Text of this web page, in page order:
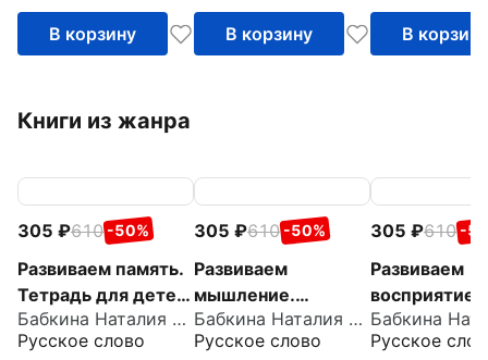
В корзину В корзину В корзину
Книги из жанра
305 610 -50%
Развиваем память.
Тетрадь для детей
5–7 лет
Бабкина Наталия Викторовна
Русское слово
305 610 -50%
Развиваем
мышление.
Тетрадь для детей
5–7 лет
Бабкина Наталия Викторовна
Русское слово
305 610 -
Развиваем
восприятие.
Тетрадь для
5–7 лет
Русское